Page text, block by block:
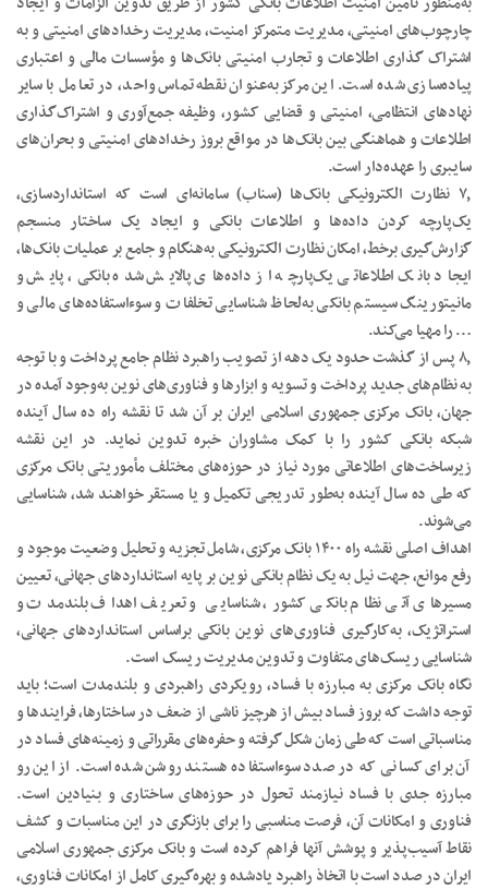
چارچوب‌های امنیتی، مدیریت متمرکز امنیت، مدیریت رخدادهای امنیتی و به
اشتراک گذاری اطلاعات و تجارب امنیتی بانک‌ها و مؤسسات مالی و اعتباری
پیاده‌سازی شده است. این مرکز به‌عنوان نقطه تماس واحد، در تعامل با سایر
نهادهای انتظامی، امنیتی و قضایی کشور، وظیفه جمع‌آوری و اشتراک‌گذاری
اطلاعات و هماهنگی بین بانک‌ها در مواقع بروز رخدادهای امنیتی و بحران‌های
سایبری را عهده‌دار است.
۷٫ نظارت الکترونیکی بانک‌ها (سناب) سامانه‌ای است که استانداردسازی،
یک‌پارچه کردن داده‌ها و اطلاعات بانکی و ایجاد یک ساختار منسجم
گزارش‌گیری برخط، امکان نظارت الکترونیکی به‌هنگام و جامع بر عملیات بانک‌ها،
ایجاد بانک اطلاعاتی یک‌پارچه از داده‌های پالایش شده بانکی، پایش و
مانیتورینگ سیستم بانکی به‌لحاظ شناسایی تخلفات و سوء‌استفاده‌های مالی و
… را مهیا می‌کند.
۸٫ پس از گذشت حدود یک دهه از تصویب راهبرد نظام جامع پرداخت و با توجه
به نظام‌های جدید پرداخت و تسویه و ابزارها و فناوری‌های نوین به‌وجود‌ آمده در
جهان، بانک مرکزی جمهوری اسلامی ایران بر‌ آن شد تا نقشه راه ده سال آینده
شبکه بانکی کشور را با کمک مشاوران خبره تدوین نماید. در این نقشه
زیرساخت‌های اطلاعاتی مورد نیاز در حوزه‌های مختلف مأموریتی بانک مرکزی
که طی ده سال آینده به‌طور تدریجی تکمیل و یا مستقر خواهند شد، شناسایی
می‌شوند.
اهداف اصلی نقشه راه ۱۴۰۰ بانک مرکزی، شامل تجزیه و تحلیل وضعیت موجود و
رفع موانع، جهت نیل به یک نظام بانکی نوین بر پایه استانداردهای جهانی،‌ تعیین
مسیرهای آتی نظام بانکی کشور، شناسایی و تعریف اهداف بلندمدت و
استراتژیک، به‌کارگیری فناوری‌های نوین بانکی براساس استانداردهای جهانی،
شناسایی ریسک‌های متفاوت و تدوین مدیریت ریسک است.
نگاه بانک مرکزی به مبارزه با فساد، رویکردی راهبردی و بلندمدت است؛ باید
توجه داشت که بروز فساد بیش از هرچیز ناشی از ضعف در ساختارها، فرایندها و
مناسباتی است که طی زمان شکل گرفته و حفره‌های مقرراتی و زمینه‌های فساد در
آن برای کسانی که در صدد سوء‌استفاده هستند روشن شده است. از این رو
مبارزه جدی با فساد نیازمند تحول در حوزه‌های ساختاری و بنیادین است.
فناوری و امکانات آن، فرصت مناسبی را برای بازنگری در این مناسبات و کشف
نقاط آسیب‌پذیر و پوشش آنها فراهم کرده است و بانک مرکزی جمهوری اسلامی
ایران در صدد است با اتخاذ راهبرد یادشده و بهره‌گیری کامل از امکانات فناوری،